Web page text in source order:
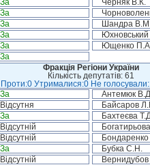
За Черняк В.К.
За
За Шандра
За Юхновський
За Ющенко
За
Фракція Регіони України
Кількість депутатів: 61
Утрималися:0 Не
За Антемюк
Відсутня Байсаров
За Бахтеєва
Відсутній
Відсутній Бондаренко
За Бубка С.Н.
Відсутній Вернидубов